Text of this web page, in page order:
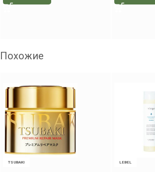
Похожие
TSUBAKI LEBEL